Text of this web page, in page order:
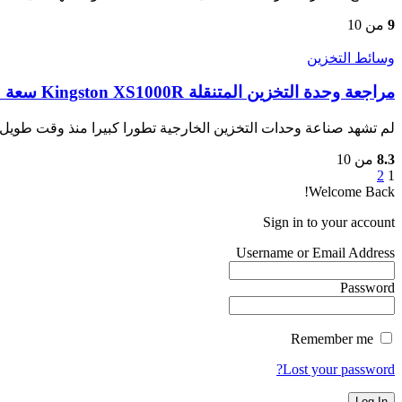
9 من 10
وسائط التخزين
مراجعة وحدة التخزين المتنقلة Kingston XS1000R سعة 2 تيرابايت
لم تشهد صناعة وحدات التخزين الخارجية تطورا كبيرا منذ وقت
8.3 من 10
1
2
Welcome Back!
Sign in to your account
Username or Email Address
Password
Lost your password?